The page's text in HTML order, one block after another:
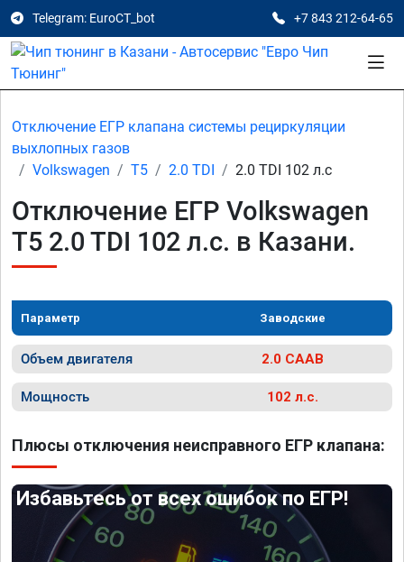
Telegram: EuroCT_bot +7 843 212-64-65
Отключение ЕГР клапана системы рециркуляции
выхлопных газов
Volkswagen
T5 2.0 TDI 2.0 TDI 102 л.с
Отключение ЕГР Volkswagen
T5 2.0 TDI 102 л.с. в Казани.
Параметр Заводские
Объем двигателя 2.0 CAAB
Мощность 102 л.с.
Плюсы отключения неисправного ЕГР клапана:
Избавьтесь от всех ошибок по ЕГР!